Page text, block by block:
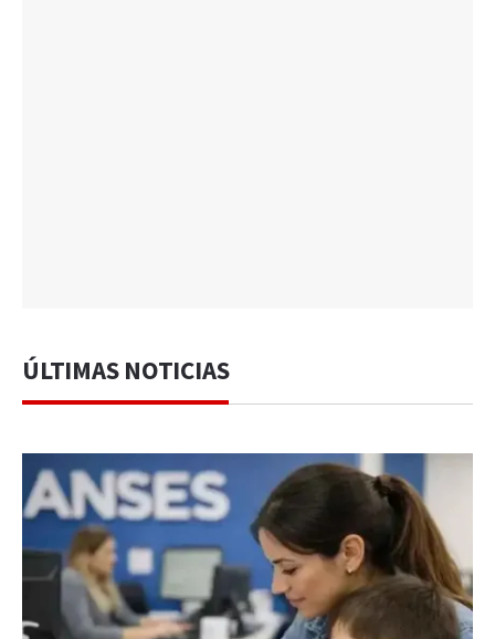
ÚLTIMAS NOTICIAS